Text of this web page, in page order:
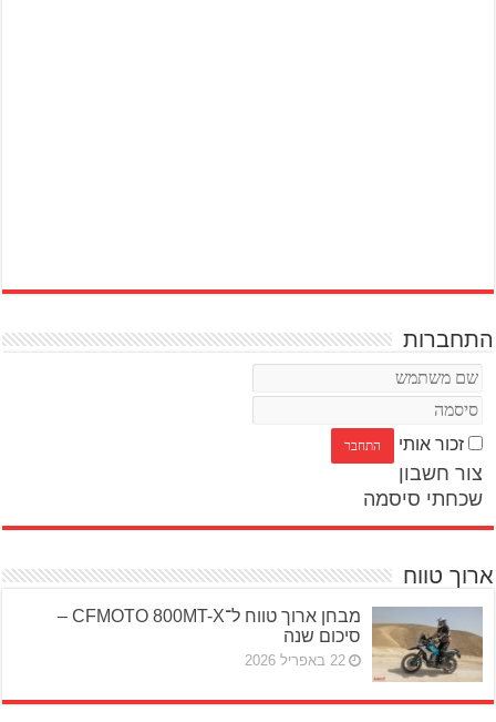
התחברות
זכור אותי
צור חשבון
שכחתי סיסמה
ארוך טווח
מבחן ארוך טווח ל־CFMOTO 800MT-X –
סיכום שנה
22 באפריל 2026